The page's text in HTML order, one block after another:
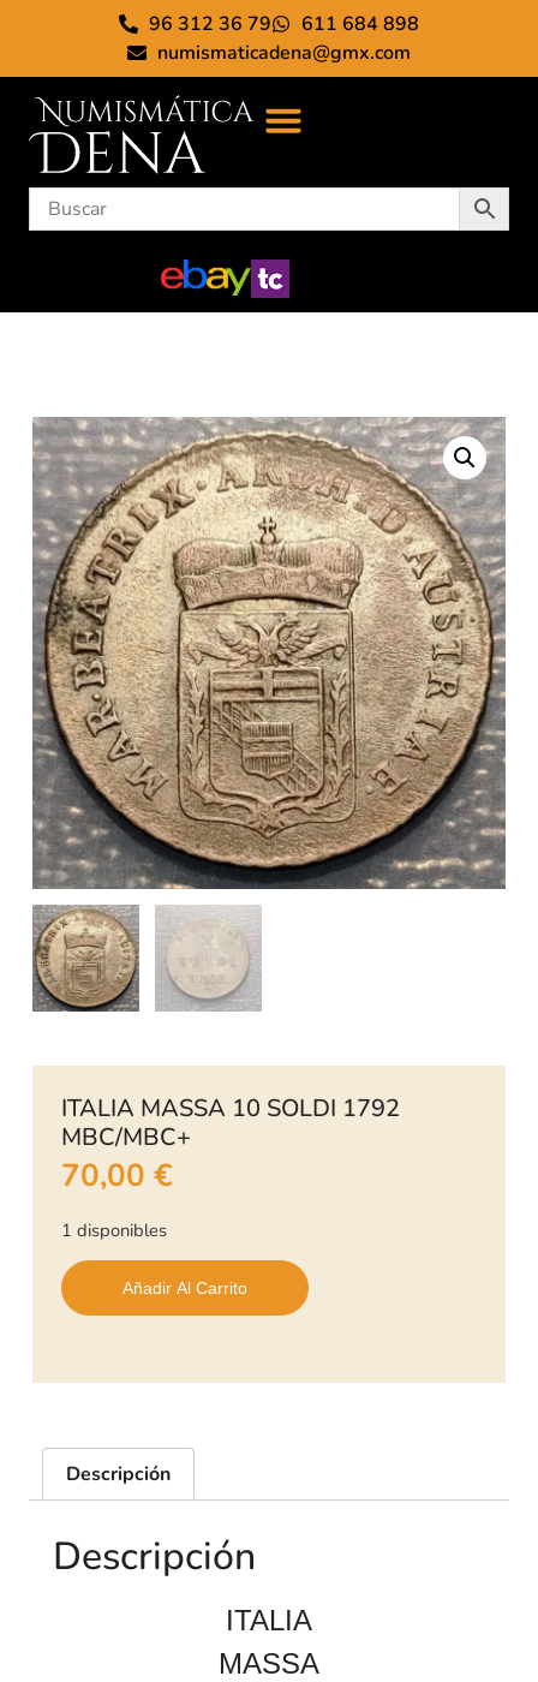
96 312 36 79
611 684 898
numismaticadena@gmx.com
ITALIA MASSA 10 SOLDI 1792
MBC/MBC+
70,00 €
1 disponibles
Añadir Al Carrito
Descripción
Descripción
ITALIA
MASSA